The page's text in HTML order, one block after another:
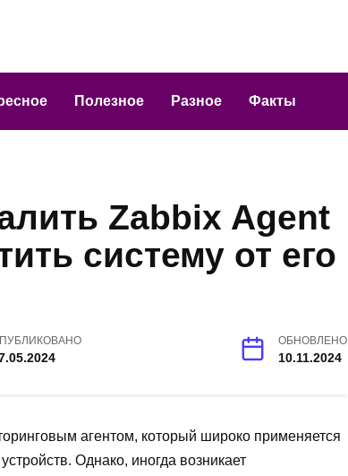
Полезное Разное Факты
Zabbix Agent
систему от его
ОБНОВЛЕНО
10.11.2024
агентом, который широко применяется
Однако, иногда возникает